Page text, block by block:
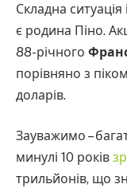
Складна
є родина Піно.
88-річного
порівняно з
доларів.
Зауважимо –
минулі 10 років
трильйонів, що